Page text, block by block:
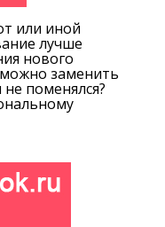
или иной
лучше
нового
заменить
поменялся?